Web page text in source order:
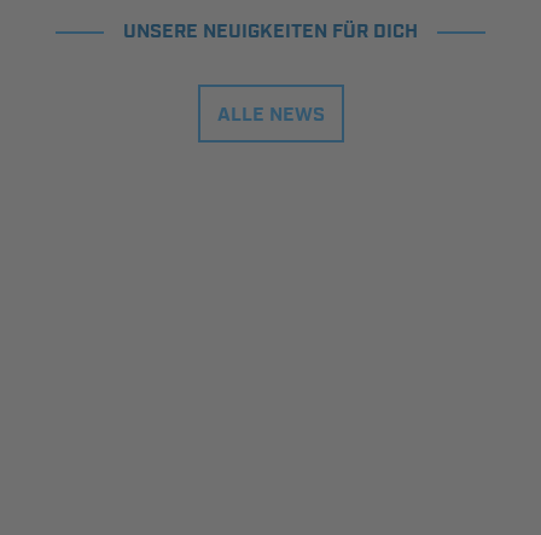
UNSERE NEUIGKEITEN FÜR DICH
ALLE NEWS